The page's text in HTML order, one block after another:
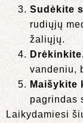
Sudėkite
rudiųjų
žaliųjų.
vandeniu,
Maišykite
pagrindas
Laikydamiesi